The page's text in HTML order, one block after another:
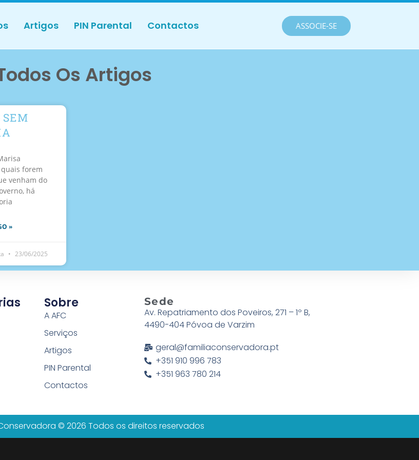
Artigos PIN Parental Contactos ASSOCIE-SE
Os Artigos
SEM
forem
venham do
há
»
23/06/2025
Sobre
A AFC
Serviços
Artigos
PIN Parental
Contactos
Sede
Av. Repatriamento dos Poveiros, 271 – 1º B,
4490-404 Póvoa de Varzim
geral@familiaconservadora.pt
+351 910 996 783
+351 963 780 214
© 2026 Todos os direitos reservados